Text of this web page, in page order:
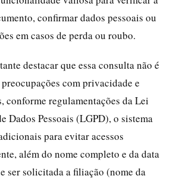
confirmar dados pessoais ou
em casos de perda ou roubo.
destacar que essa consulta não é
com privacidade e
conforme regulamentações da Lei
Dados Pessoais (LGPD), o sistema
para evitar acessos
além do nome completo e da data
ser solicitada a filiação (nome da